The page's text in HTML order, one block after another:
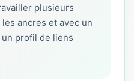
plusieurs
ancres et avec un
profil de liens